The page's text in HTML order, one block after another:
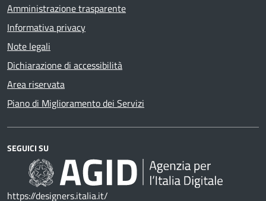
Amministrazione trasparente
Informativa privacy
Note legali
Dichiarazione di accessibilità
Area riservata
Piano di Miglioramento dei Servizi
SEGUICI SU
https://designers.italia.it/